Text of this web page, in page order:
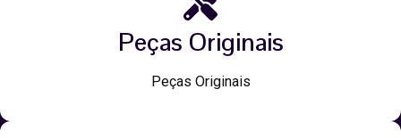
Peças Originais
Peças Originais